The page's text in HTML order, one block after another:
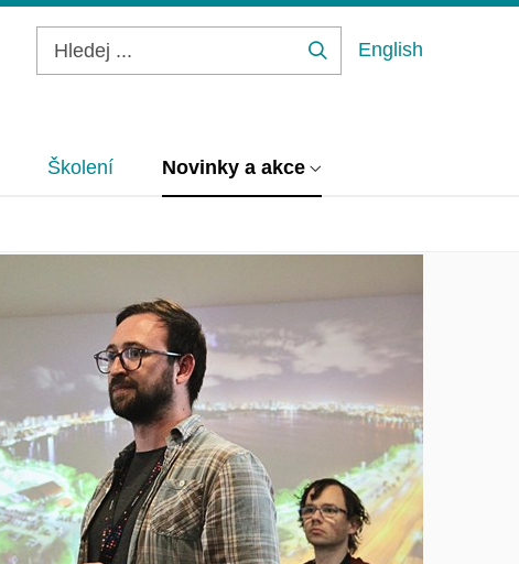
English
Školení Novinky a akce